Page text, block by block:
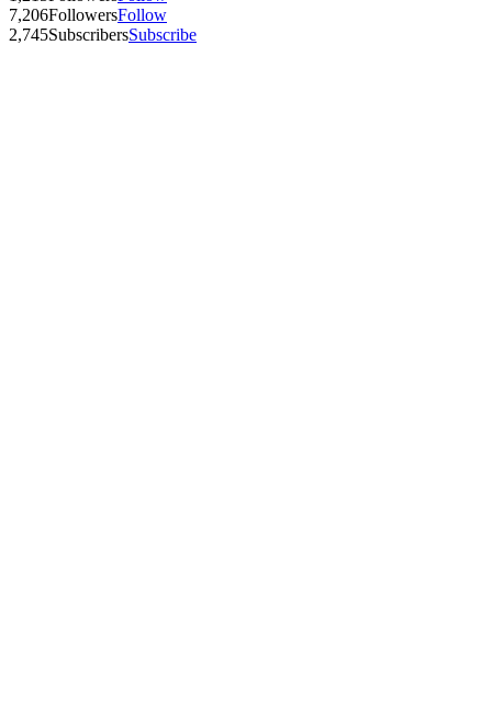
7,206FollowersFollow
2,745SubscribersSubscribe